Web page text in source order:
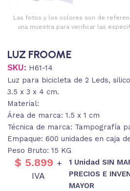
Las fotos y los colores son de
una muestra para verificar las
LUZ FROOME
SKU: H61-14
Luz para bicicleta de 2 Leds,
3.5 x 3 x 4 cm.
Material:
Área de marca: 1.5 x 1 cm
Técnica de marca: Tampografía
Empaque: 600 unidades en caja
Peso Bruto: 15 KG
$ 5.899 +
IVA
1 Unidad SIN
PRECIOS E
MAYOR